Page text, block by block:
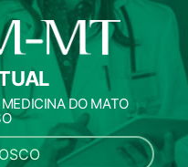
DO MATO